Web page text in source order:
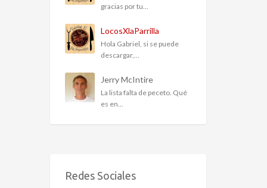
gracias por tu...
LocosXlaParrilla
Hola Gabriel, si se puede
descargar,...
Jerry McIntire
La lista falta de peceto. Qué
es en...
Redes Sociales